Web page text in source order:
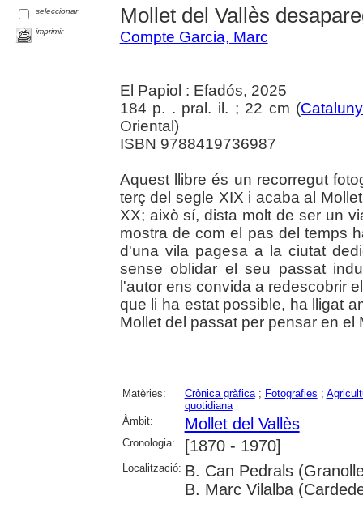
seleccionar
imprimir
Mollet del Vallès
Compte Garcia, Marc
El Papiol : Efadós, 2025
184 p. . pral. il. ; 22 cm (
Oriental)
ISBN 9788419736987
Aquest llibre és un recorregut
terç del segle XIX i acaba al
XX; això sí, dista molt de ser un
mostra de com el pas del temps
d'una vila pagesa a la ciutat
sense oblidar el seu passat
l'autor ens convida a redescobrir
que li ha estat possible, ha lligat
Mollet del passat per pensar en el
Matèries: Crònica gràfica; Fotografies ;
quotidiana
Àmbit:
Mollet del Vallès
Cronologia: [1870 - 1970]
Localització: B. Can Pedrals
B. Marc Vilalba